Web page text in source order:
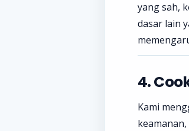
yang sah,
dasar lain
4.
Kami